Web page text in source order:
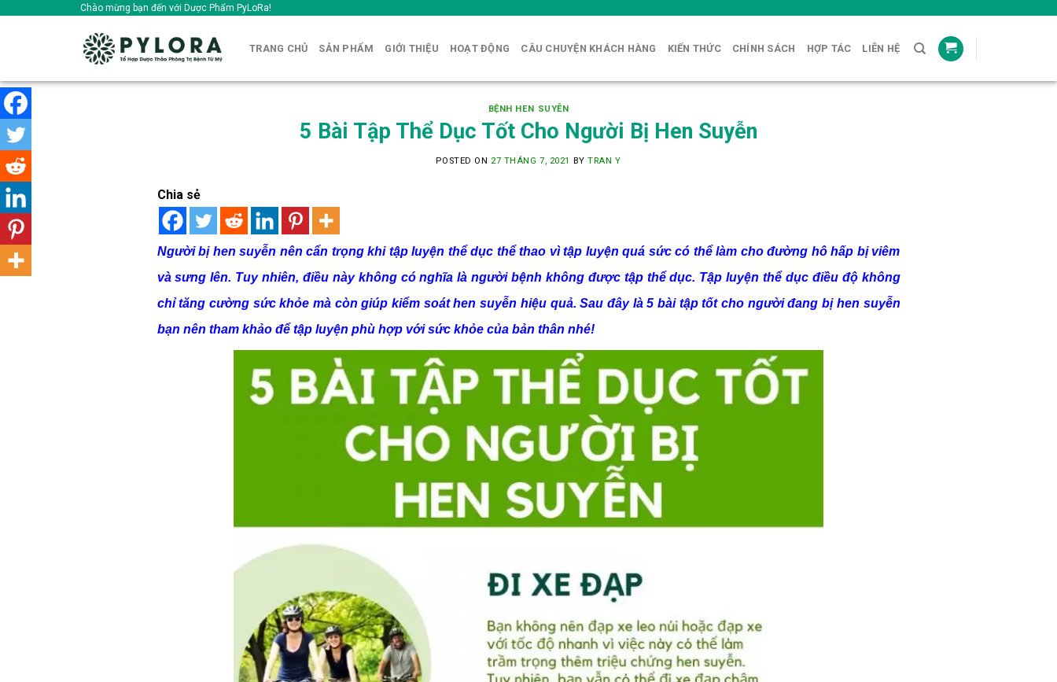
Chào mừng bạn đến với Dược Phẩm PyLoRa!
TRANG CHỦ SẢN PHẨM GIỚI THIỆU HOẠT ĐỘNG CÂU CHUYỆN KHÁCH HÀNG KIẾN THỨC CHÍNH SÁCH HỢP TÁC LIÊN HỆ
BỆNH HEN SUYỄN
5 Bài Tập Thể Dục Tốt Cho Người Bị Hen Suyễn
POSTED ON 27 THÁNG 7, 2021 BYTRAN Y
Chia sẻ
Người bị hen suyễn nên cẩn trọng khi tập luyện thể dục thể thao vì tập luyện quá sức có thể làm cho đường hô hấp bị viêm
và sưng lên. Tuy nhiên, điều này không có nghĩa là người bệnh không được tập thể dục. Tập luyện thể dục điều độ không
chỉ tăng cường sức khỏe mà còn giúp kiểm soát hen suyễn hiệu quả. Sau đây là 5 bài tập tốt cho người đang bị hen suyễn
bạn nên tham khảo để tập luyện phù hợp với sức khỏe của bản thân nhé!